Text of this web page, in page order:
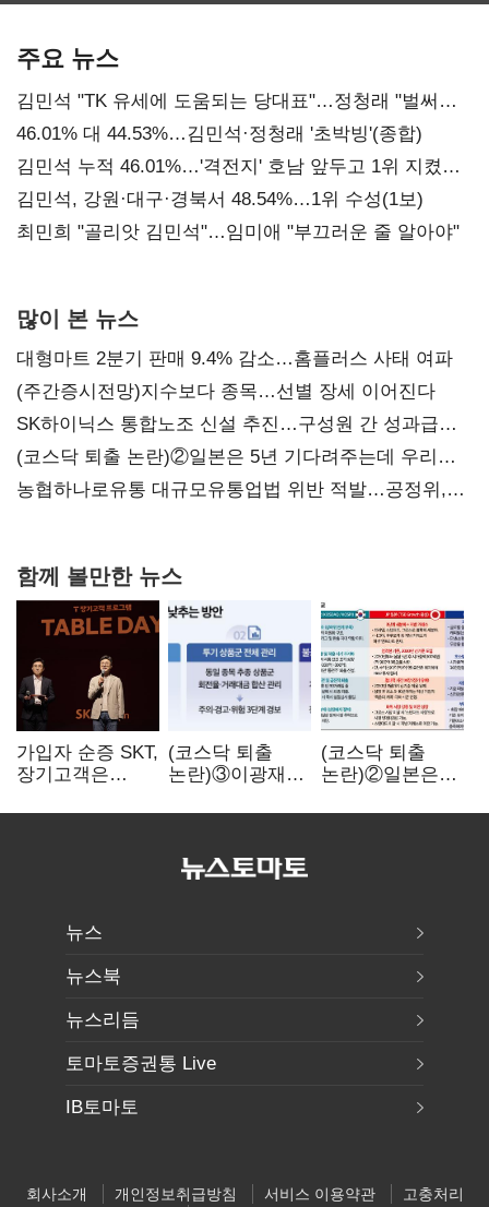
주요 뉴스
김민석 "TK 유세에 도움되는 당대표"…정청래 "벌써
대표된 양 당직 배분"
46.01% 대 44.53%…김민석·정청래 '초박빙'(종합)
김민석 누적 46.01%…'격전지' 호남 앞두고 1위 지켰다
(2보)
김민석, 강원·대구·경북서 48.54%…1위 수성(1보)
최민희 "골리앗 김민석"…임미애 "부끄러운 줄 알아야"
많이 본 뉴스
대형마트 2분기 판매 9.4% 감소…홈플러스 사태 여파
(주간증시전망)지수보다 종목…선별 장세 이어진다
SK하이닉스 통합노조 신설 추진…구성원 간 성과급
불만 확산
(코스닥 퇴출 논란)②일본은 5년 기다려주는데 우리는
당장 퇴출?…시간만으론 부족한 코스닥 구하기
농협하나로유통 대규모유통업법 위반 적발…공정위,
함께 볼만한 뉴스
가입자 순증 SKT,
장기고객은
챙긴다
(코스닥 퇴출
논란)③이광재
자동차 없애지는
(코스닥 퇴출
논란)②일본은
기다려주는데
뉴스
뉴스북
뉴스리듬
토마토증권통 Live
IB토마토
회사소개 개인정보취급방침 서비스 이용약관
고충처리